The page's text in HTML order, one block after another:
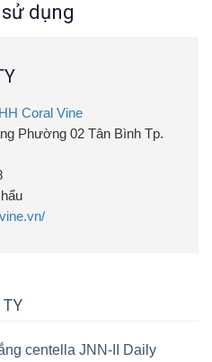
%E1%BA%A9m-
dụng
Coral Vine
Phường 02 Tân Bình Tp.
centella JNN-II Daily